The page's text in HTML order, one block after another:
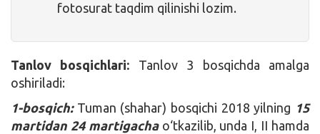
fotosurat taqdim qilinishi lozim.
Tanlov bosqichlari: Tanlov 3 bosqichda amalga
oshiriladi:
1-bosqich: Tuman (shahar) bosqichi 2018 yilning 15
martidan 24 martigachao‘tkazilib, unda I, II hamda